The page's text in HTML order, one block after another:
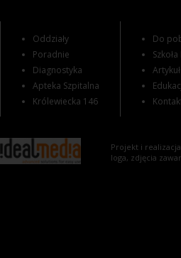
Oddziały
Poradnie
Diagnostyka
Apteka Szpitalna
Królewiecka 146
Do
Projekt i
loga, zdjęcia